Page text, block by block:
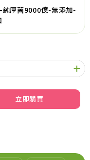
純厚菌9000億-無添加-
立即購買